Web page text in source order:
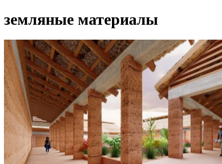
земляные материалы